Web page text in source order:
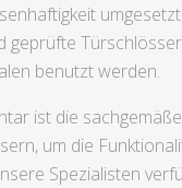
geprüfte
benutzt werden.
ist die
um die
Spezialisten